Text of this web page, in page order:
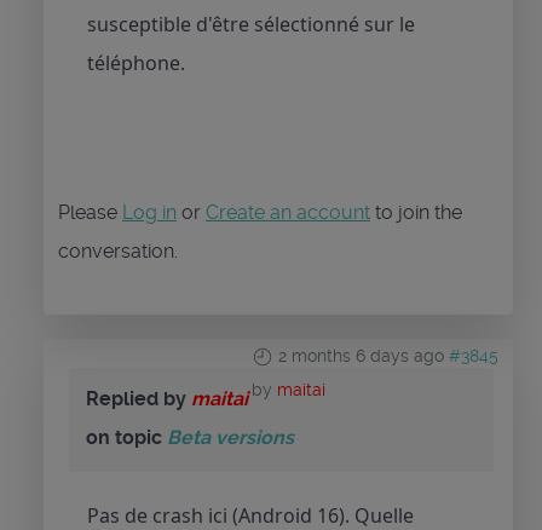
susceptible d'être sélectionné sur le
téléphone.
Please Log in or Create an account to join the
conversation.
2 months 6 days ago #3845
by maitai
Replied by maitai
on topic Beta versions
Pas de crash ici (Android 16). Quelle